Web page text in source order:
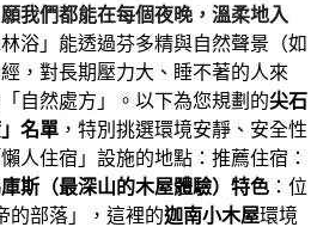
願我們都能在每個夜晚，溫柔地入
浴」能透過芬多精與自然聲景（如
，對長期壓力大、睡不著的人來
自然處方」。以下為您規劃的尖石
名單 ，特別挑選環境安靜、安全性
人住宿」設施的地點：推薦住宿：
斯（最深山的木屋體驗） 特色 ：位
的部落」，這裡的迦南小木屋環境